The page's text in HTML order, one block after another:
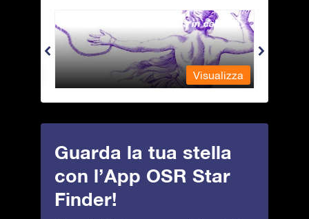
Andromeda - La fanciulla in catene
Visualizza
Guarda la tua stella
con l’App OSR Star
Finder!